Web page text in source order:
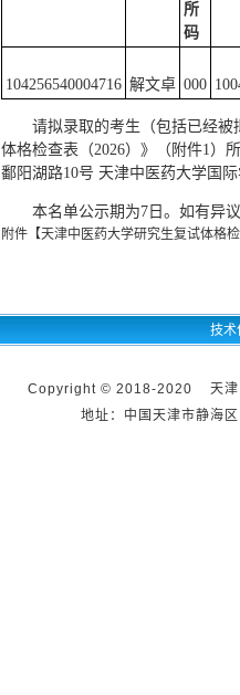
所
码
104256540004716 解文卓 000
请拟录取的考生（包括已经
体格检查表（2026）》（附件1）
鄱阳湖路10号 天津中医药大学国
本名单公示期为7日。如有异
附件【天津中医药大学研究生复试体格
技术
Copyright © 2018-2020 天津
地址：中国天津市静海